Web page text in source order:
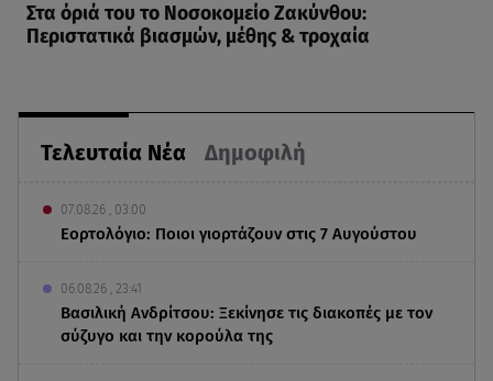
Τελευταία Νέα Δημοφιλή
07.08.26 , 03:00
Εορτολόγιο: Ποιοι γιορτάζουν στις 7 Αυγούστου
06.08.26 , 23:41
Βασιλική Ανδρίτσου: Ξεκίνησε τις διακοπές με τον
σύζυγο και την κορούλα της
Στα όριά του το Νοσοκομείο Ζακύνθου:
Περιστατικά βιασμών, μέθης & τροχαία